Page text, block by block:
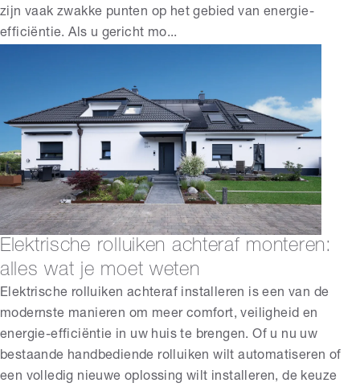
zijn vaak zwakke punten op het gebied van energie-
efficiëntie. Als u gericht mo...
Elektrische rolluiken achteraf monteren:
alles wat je moet weten
Elektrische rolluiken achteraf installeren is een van de
modernste manieren om meer comfort, veiligheid en
energie-efficiëntie in uw huis te brengen. Of u nu uw
bestaande handbediende rolluiken wilt automatiseren of
een volledig nieuwe oplossing wilt installeren, de keuze